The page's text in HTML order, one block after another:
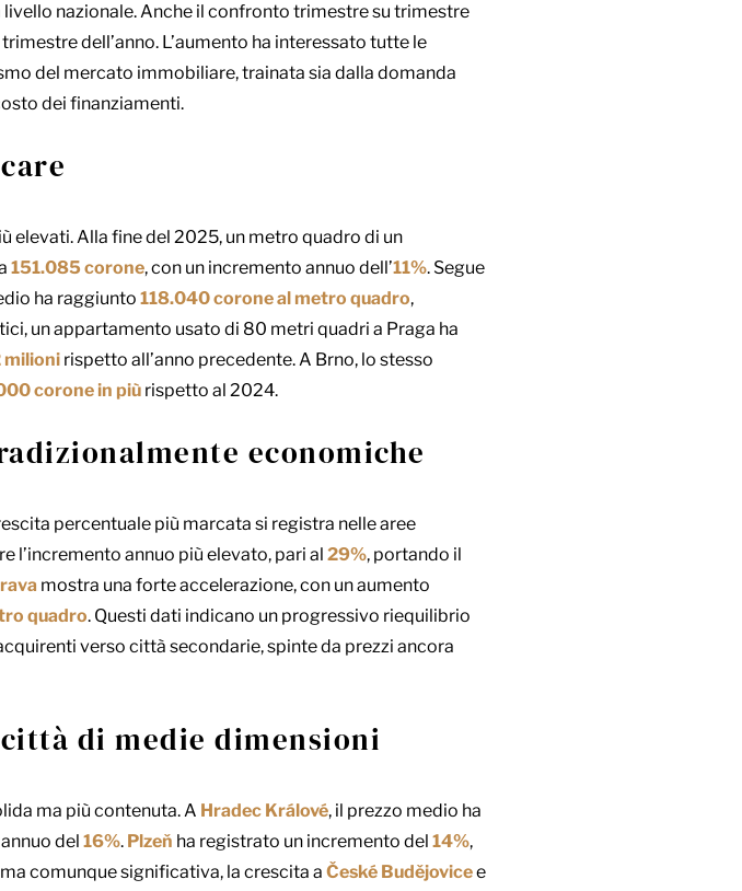
livello nazionale. Anche il confronto trimestre su trimestre
dell’anno. L’aumento ha interessato tutte le
del mercato immobiliare, trainata sia dalla domanda
dei finanziamenti.
elevati. Alla fine del 2025, un metro quadro di un
151.085 corone, con un incremento annuo dell’11%. Segue
ha raggiunto 118.040 corone al metro quadro,
un appartamento usato di 80 metri quadri a Praga ha
milioni rispetto all’anno precedente. A Brno, lo stesso
corone in più rispetto al 2024.
economiche
percentuale più marcata si registra nelle aree
l’incremento annuo più elevato, pari al 29%, portando il
mostra una forte accelerazione, con un aumento
quadro. Questi dati indicano un progressivo riequilibrio
verso città secondarie, spinte da prezzi ancora
di medie dimensioni
ma più contenuta. A Hradec Králové, il prezzo medio ha
del 16%. Plzeň ha registrato un incremento del 14%,
comunque significativa, la crescita a České Budějovicee